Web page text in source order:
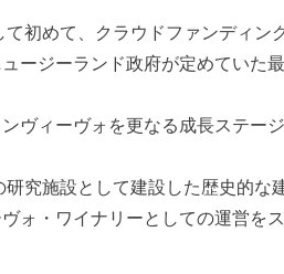
初めて、クラウドファンディン
ージーランド政府が定めていた
ヴィーヴォを更なる成長ステー
究施設として建設した歴史的な
ォ・ワイナリーとしての運営をス